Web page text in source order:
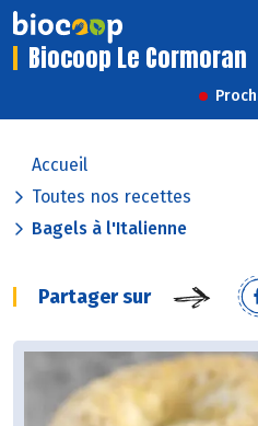
Biocoop Le Cormoran
Accueil
Toutes nos recettes
Bagels à l'Italienne
Partager sur